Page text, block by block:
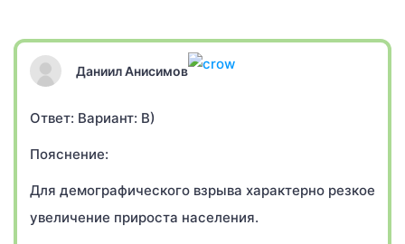
Даниил Анисимов
Ответ: Вариант: В)
Пояснение:
Для демографического взрыва характерно резкое
увеличение прироста населения.